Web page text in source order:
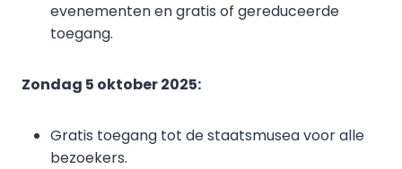
evenementen en gratis of gereduceerde
toegang.
Zondag 5 oktober 2025:
Gratis toegang tot de staatsmusea voor alle
bezoekers.